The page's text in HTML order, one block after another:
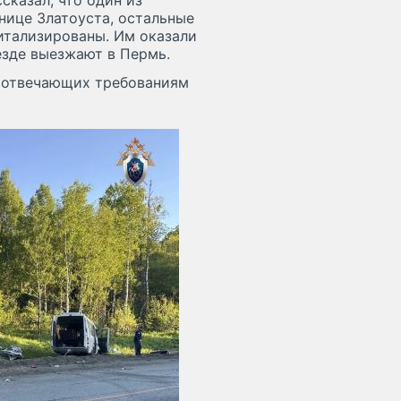
Златоуста, остальные
Им оказали
выезжают в Пермь.
требованиям